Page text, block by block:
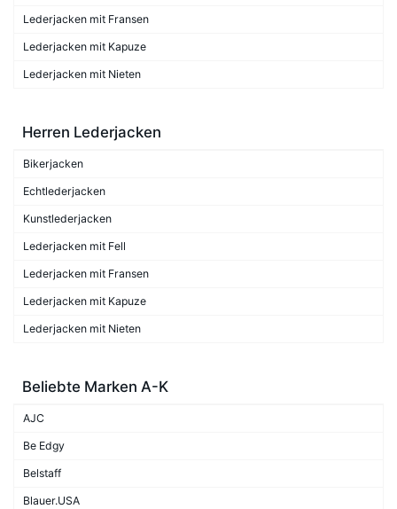
Lederjacken mit Fransen
Lederjacken mit Kapuze
Lederjacken mit Nieten
Herren Lederjacken
Bikerjacken
Echtlederjacken
Kunstlederjacken
Lederjacken mit Fell
Lederjacken mit Fransen
Lederjacken mit Kapuze
Lederjacken mit Nieten
Beliebte Marken A-K
AJC
Be Edgy
Belstaff
Blauer.USA